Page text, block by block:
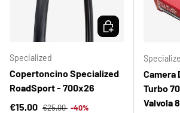
Specialized
Copertoncino Specialized
RoadSport - 700x26
Prezzo di vendita
€15,00 Prezzo normale
€25,00 -40%
SCEGLI OPZIONI
Camera
Turbo
Valvola